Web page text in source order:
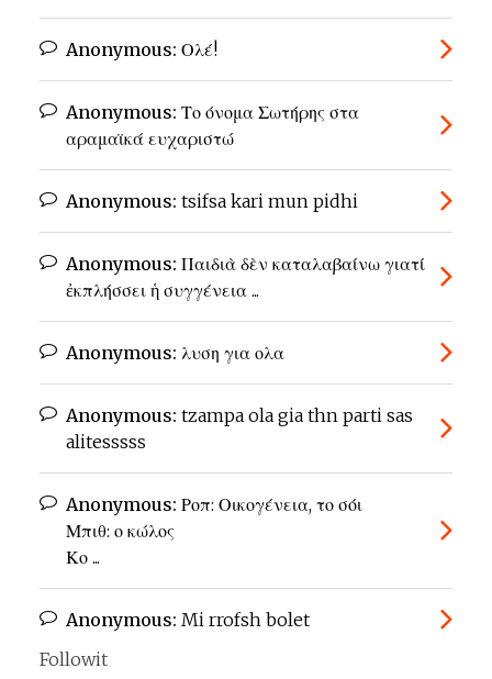
Anonymous: Ολέ!
Anonymous: Το όνομα Σωτήρης στα
αραμαϊκά ευχαριστώ
Anonymous: tsifsa kari mun pidhi
Anonymous: Παιδιὰ δὲν καταλαβαίνω γιατί
ἐκπλήσσει ἡ συγγένεια ...
Anonymous: λυση για ολα
Anonymous: tzampa ola gia thn parti sas
alitesssss
Anonymous: Ροπ: Οικογένεια, το σόι
Μπιθ: ο κώλος
Κο ...
Anonymous: Mi rrofsh bolet
Followit